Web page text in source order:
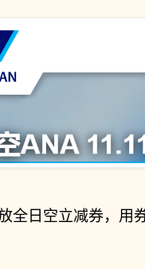
全日空立减券，用